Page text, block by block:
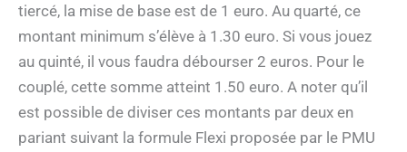
tiercé, la mise de base est de 1 euro. Au quarté, ce
montant minimum s’élève à 1.30 euro. Si vous jouez
au quinté, il vous faudra débourser 2 euros. Pour le
couplé, cette somme atteint 1.50 euro. A noter qu’il
est possible de diviser ces montants par deux en
pariant suivant la formule Flexi proposée par le PMU